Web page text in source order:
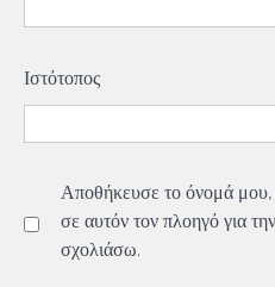
Ιστότοπος
Αποθήκευσε το όνομά
σε αυτόν τον πλοηγό για
σχολιάσω.